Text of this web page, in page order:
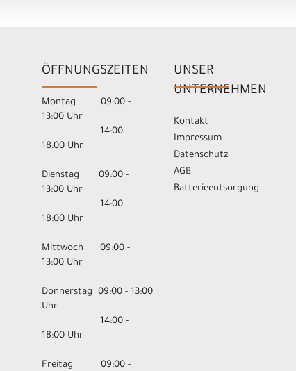
ÖFFNUNGSZEITEN
Montag 09:00 -
13:00 Uhr
14:00 -
18:00 Uhr
Dienstag 09:00 -
13:00 Uhr
14:00 -
18:00 Uhr
Mittwoch 09:00 -
13:00 Uhr
Donnerstag 09:00 - 13:00
Uhr
14:00 -
18:00 Uhr
Freitag 09:00 -
UNSER
UNTERNEHMEN
Kontakt
Impressum
Datenschutz
AGB
Batterieentsorgung